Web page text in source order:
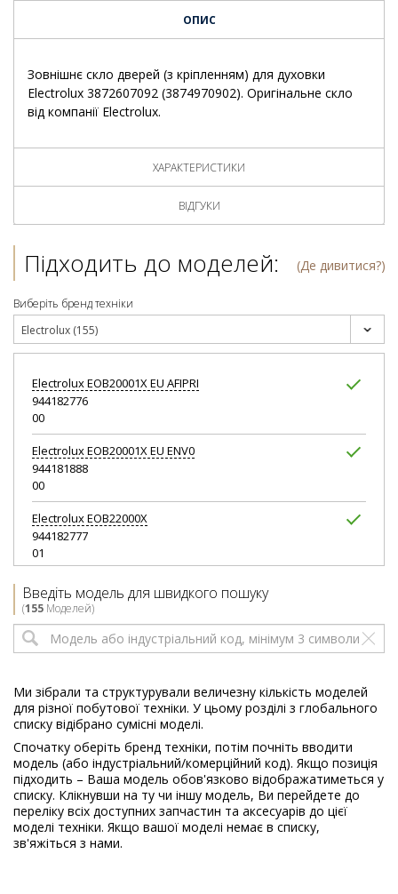
ОПИС
Зовнішнє скло дверей (з кріпленням) для духовки
Electrolux 3872607092 (3874970902). Оригінальне скло
від компанії Electrolux.
ХАРАКТЕРИСТИКИ
ВІДГУКИ
Підходить до моделей: (Де дивитися?)
Виберіть бренд техніки
Electrolux (155)
ElectroluxEOB20001X EU AFIPRI
944182776
00
ElectroluxEOB20001X EU ENV0
944181888
00
ElectroluxEOB22000X
944182777
01
Electrolux
944182777
ElectroluxEOB22000X EU ENV0
00
ElectroluxEOB30000X EU AFIPRI
00
Electrolux
EOB30000X EU ENV0
944181892
00
Введіть модель для швидкого пошуку
(155 Моделей)
Ми зібрали та структурували величезну кількість моделей
для різної побутової техніки. У цьому розділі з глобального
списку відібрано сумісні моделі.
Спочатку оберіть бренд техніки, потім почніть вводити
модель (або індустріальний/комерційний код). Якщо позиція
підходить – Ваша модель обов'язково відображатиметься у
списку. Клікнувши на ту чи іншу модель, Ви перейдете до
переліку всіх доступних запчастин та аксесуарів до цієї
моделі техніки. Якщо вашої моделі немає в списку,
зв'яжіться з нами.